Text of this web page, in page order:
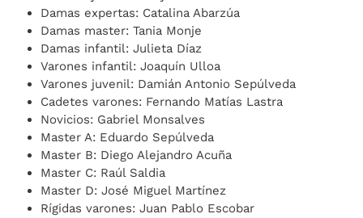
Damas expertas: Catalina Abarzúa
Damas master: Tania Monje
Damas infantil: Julieta Díaz
Varones infantil: Joaquín Ulloa
Varones juvenil: Damián Antonio Sepúlveda
Cadetes varones: Fernando Matías Lastra
Novicios: Gabriel Monsalves
Master A: Eduardo Sepúlveda
Master B: Diego Alejandro Acuña
Master C: Raúl Saldia
Master D: José Miguel Martínez
Rígidas varones: Juan Pablo Escobar